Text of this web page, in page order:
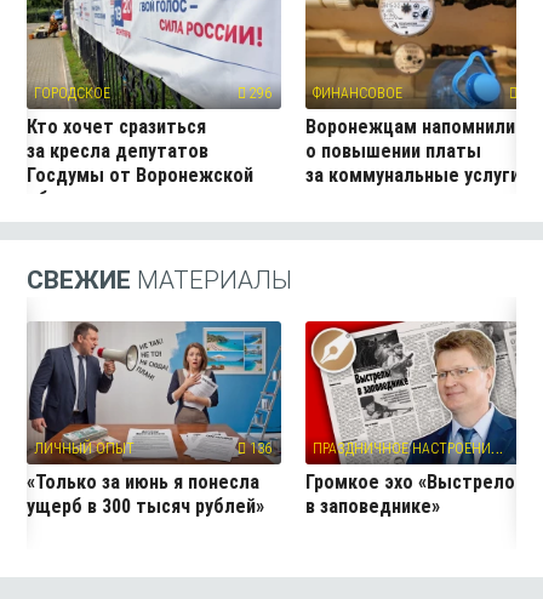
ГОРОДСКОЕ 296
Кто хочет сразиться
за кресла депутатов
Госдумы от Воронежской
области
ФИНАНСОВОЕ
Воронежцам напомнили
о повышении платы
за коммунальные услуги
СВЕЖИЕ МАТЕРИАЛЫ
ЛИЧНЫЙ ОПЫТ 136
«Только за июнь я понесла
ущерб в 300 тысяч рублей»
П
РАЗДНИЧНОЕ НАСТРОЕНИЕ
Громкое эхо «Выстрелов
в заповеднике»